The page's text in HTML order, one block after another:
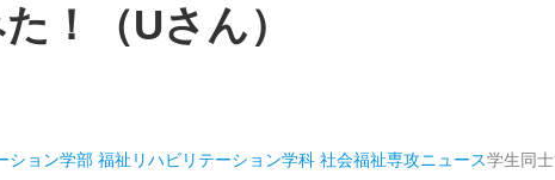
！（Uさん）
ション学部 福祉リハビリテーション学科 社会福祉専攻ニュース学生同